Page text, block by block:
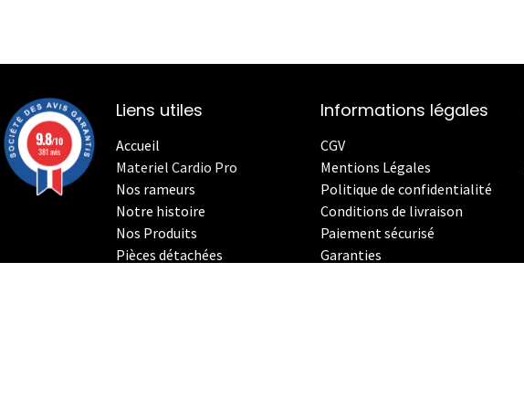
Liens utiles
Accueil
Materiel Cardio Pro
Nos rameurs
Notre histoire
Nos Produits
Pièces détachées
Informations légales
CGV
Mentions Légales
Politique de confidentialité
Conditions de livraison
Paiement sécurisé
Garanties
9.8/10
381 avis